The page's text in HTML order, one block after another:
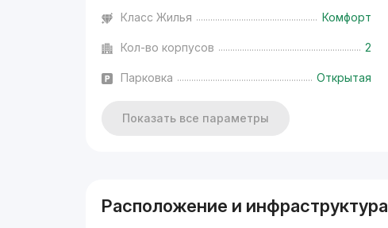
Класс Жилья Комфорт
Кол-во корпусов 2
Парковка Открытая
Показать все параметры
Расположение и инфраструктура